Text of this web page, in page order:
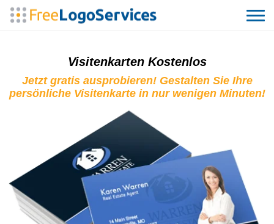
Visitenkarten Kostenlos
Jetzt gratis ausprobieren! Gestalten Sie Ihre
persönliche Visitenkarte in nur wenigen Minuten!